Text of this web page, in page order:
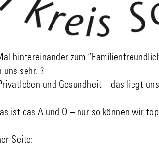
hintereinander zum
uns sehr. ?
und Gesundheit – das liegt
ist das A und O – nur so können wir
Seite: